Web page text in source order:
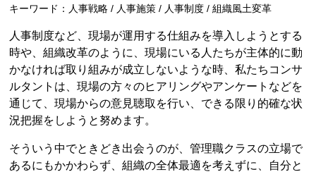
キーワード：人事戦略 / 人事施策 / 人事制度 / 組織風土変革
人事制度など、現場が運用する仕組みを導入しようとする
時や、組織改革のように、現場にいる人たちが主体的に動
かなければ取り組みが成立しないような時、私たちコンサ
ルタントは、現場の方々のヒアリングやアンケートなどを
通じて、現場からの意見聴取を行い、できる限り的確な状
況把握をしようと努めます。
そういう中でときどき出会うのが、管理職クラスの立場で
あるにもかかわらず、組織の全体最適を考えずに、自分と